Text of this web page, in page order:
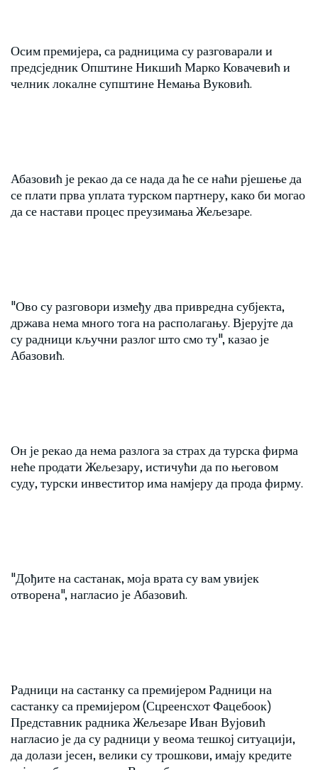
Осим премијера, са радницима су разговарали и
предсједник Општине Никшић Марко Ковачевић и
челник локалне супштине Немања Вуковић.
Абазовић је рекао да се нада да ће се наћи рјешење да
се плати прва уплата турском партнеру, како би могао
да се настави процес преузимања Жељезаре.
"Ово су разговори између два привредна субјекта,
држава нема много тога на располагању. Вјерујте да
су радници кључни разлог што смо ту", казао је
Абазовић.
Он је рекао да нема разлога за страх да турска фирма
неће продати Жељезару, истичући да по његовом
суду, турски инвеститор има намјеру да прода фирму.
"Дођите на састанак, моја врата су вам увијек
отворена", нагласио је Абазовић.
Радници на састанку са премијером Радници на
састанку са премијером (Сцреенсхот Фацебоок)
Представник радника Жељезаре Иван Вујовић
нагласио је да су радници у веома тешкој ситуацији,
да долази јесен, велики су трошкови, имају кредите